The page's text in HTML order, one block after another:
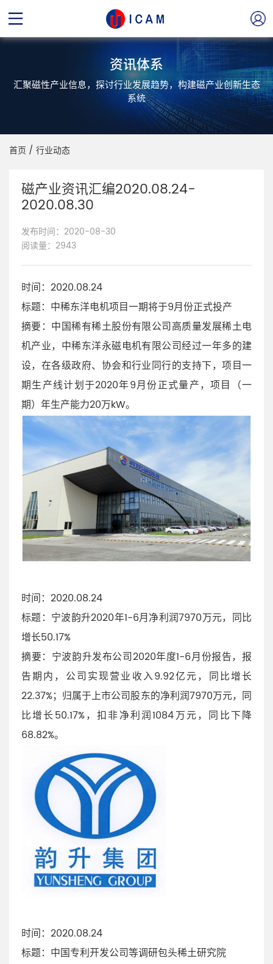
资讯体系
汇聚磁性产业信息，探讨行业发展趋势，构建磁产业创新生态
系统
首页 / 行业动态
磁产业资讯汇编2020.08.24-
2020.08.30
发布时间：2020-08-30
阅读量：2943
时间：2020.08.24
标题：中稀东洋电机项目一期将于9月份正式投产
摘要：中国稀有稀土股份有限公司高质量发展稀土电
机产业，中稀东洋永磁电机有限公司经过一年多的建
设，在各级政府、协会和行业同行的支持下，项目一
期生产线计划于2020年9月份正式量产，项目（一
期）年生产能力20万kW。
时间：2020.08.24
标题：宁波韵升2020年1-6月净利润7970万元，同比
增长50.17%
摘要：宁波韵升发布公司2020年度1-6月份报告，报
告期内，公司实现营业收入9.92亿元，同比增长
22.37%；归属于上市公司股东的净利润7970万元，同
比增长50.17%，扣非净利润1084万元，同比下降
68.82%。
时间：2020.08.24
标题：中国专利开发公司等调研包头稀土研究院